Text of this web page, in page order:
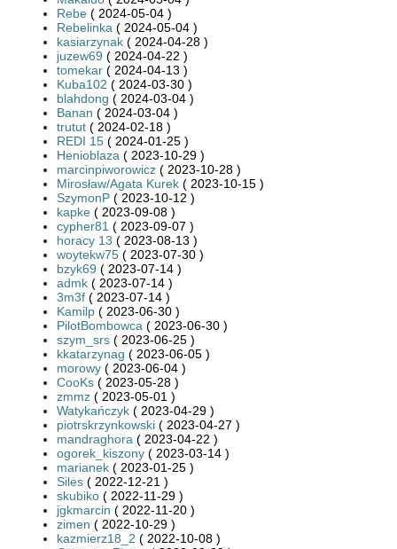
Rebe ( 2024-05-04 )
Rebelinka ( 2024-05-04 )
kasiarzynak ( 2024-04-28 )
juzew69 ( 2024-04-22 )
tomekar ( 2024-04-13 )
Kuba102 ( 2024-03-30 )
blahdong ( 2024-03-04 )
Banan ( 2024-03-04 )
trutut ( 2024-02-18 )
REDI 15 ( 2024-01-25 )
Henioblaza ( 2023-10-29 )
marcinpiworowicz ( 2023-10-28 )
Mirosław/Agata Kurek ( 2023-10-15 )
SzymonP ( 2023-10-12 )
kapke ( 2023-09-08 )
cypher81 ( 2023-09-07 )
horacy 13 ( 2023-08-13 )
woytekw75 ( 2023-07-30 )
bzyk69 ( 2023-07-14 )
admk ( 2023-07-14 )
3m3f ( 2023-07-14 )
Kamilp ( 2023-06-30 )
PilotBombowca ( 2023-06-30 )
szym_srs ( 2023-06-25 )
kkatarzynag ( 2023-06-05 )
morowy ( 2023-06-04 )
CooKs ( 2023-05-28 )
zmmz ( 2023-05-01 )
Watykańczyk ( 2023-04-29 )
piotrskrzynkowski ( 2023-04-27 )
mandraghora ( 2023-04-22 )
ogorek_kiszony ( 2023-03-14 )
marianek ( 2023-01-25 )
Siles ( 2022-12-21 )
skubiko ( 2022-11-29 )
jgkmarcin ( 2022-11-20 )
zimen ( 2022-10-29 )
kazmierz18_2 ( 2022-10-08 )